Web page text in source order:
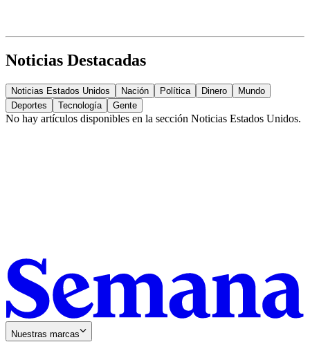
Noticias Destacadas
Noticias Estados Unidos Nación Política Dinero
Mundo
Deportes
Tecnología Gente
No hay artículos disponibles en la sección Noticias Estados Unidos.
Nuestras marcas